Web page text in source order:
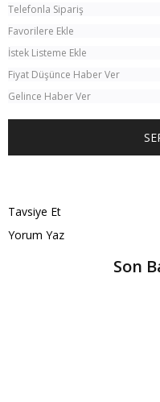
Telefonla Sipariş
Favorilere Ekle
İstek Listeme Ekle
Fiyat Düşünce Haber Ver
Gelince Haber Ver
Tavsiye Et
Yorum Yaz
Son